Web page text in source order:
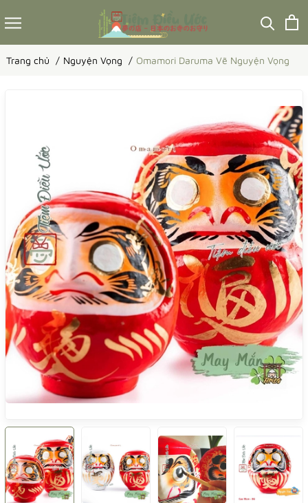
Trang chủ Nguyện Vọng Omamori Daruma Vẽ Nguyện Vọng